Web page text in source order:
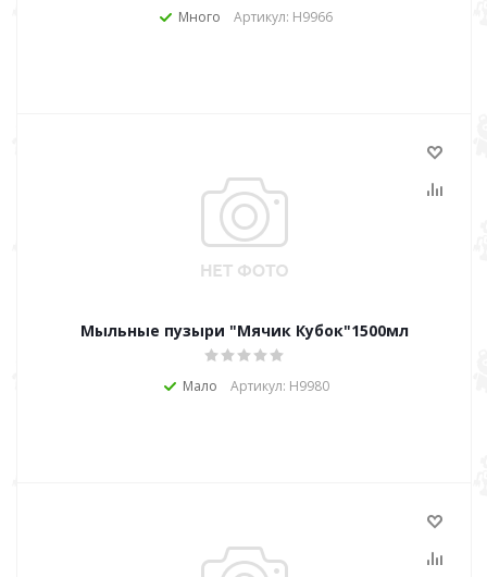
Много Артикул: Н9966
Мыльные пузыри "Мячик Кубок"1500мл
Мало Артикул: Н9980